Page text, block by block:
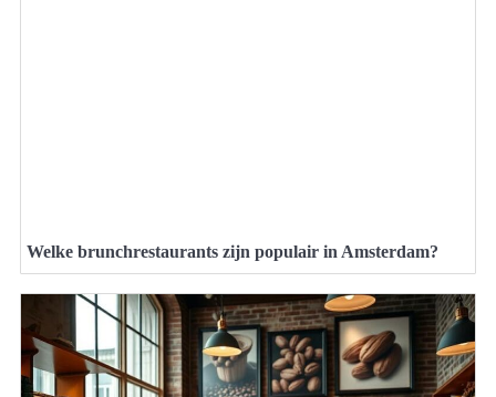
Welke brunchrestaurants zijn populair in Amsterdam?